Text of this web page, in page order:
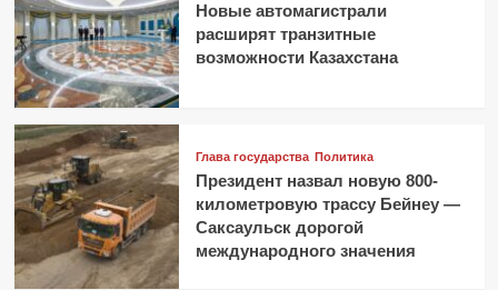
Новые автомагистрали
расширят транзитные
возможности Казахстана
Глава государства Политика
Президент назвал новую 800-
километровую трассу Бейнеу —
Саксаульск дорогой
международного значения